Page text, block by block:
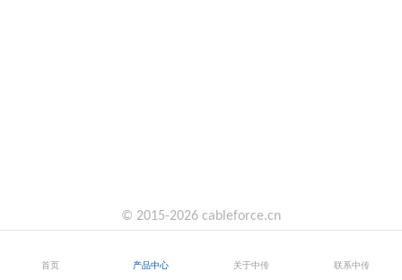
© 2015-2026 cableforce.cn
首页 产品中心 关于中传 联系中传